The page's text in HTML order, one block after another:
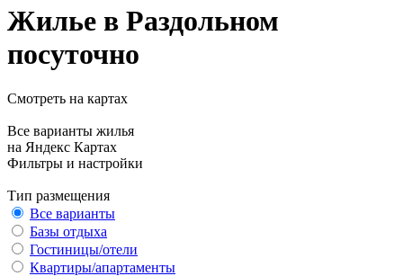
Жилье в Раздольном
посуточно
Смотреть на картах
Все варианты жилья
на Яндекс Картах
Фильтры и настройки
Тип размещения
Все варианты
Базы отдыха
Гостиницы/отели
Квартиры/апартаменты